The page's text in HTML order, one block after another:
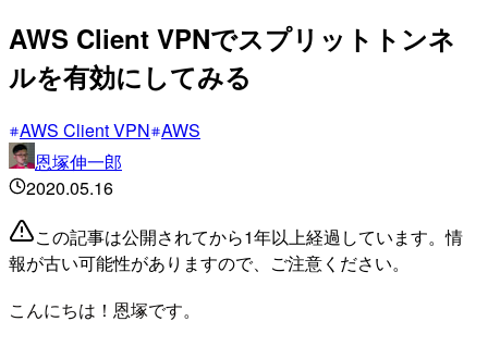
AWS Client VPNでスプリットトンネ
ルを有効にしてみる
AWS Client VPN AWS
恩塚伸一郎
2020.05.16
この記事は公開されてから1年以上経過しています。情
報が古い可能性がありますので、ご注意ください。
こんにちは！恩塚です。